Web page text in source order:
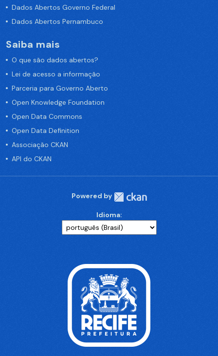
Dados Abertos Governo Federal
Dados Abertos Pernambuco
Saiba mais
O que são dados abertos?
Lei de acesso a informação
Parceria para Governo Aberto
Open Knowledge Foundation
Open Data Commons
Open Data Definition
Associação CKAN
API do CKAN
Powered by
Idioma